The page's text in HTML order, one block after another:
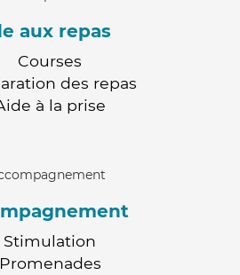
aux repas
Courses
des repas
à la prise
Stimulation
Promenades